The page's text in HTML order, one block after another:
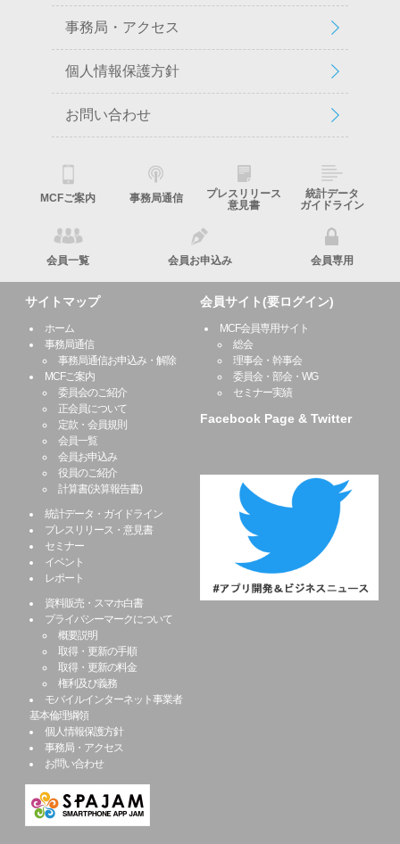
事務局・アクセス
個人情報保護方針
お問い合わせ
MCFご案内 事務局通信
プレスリリース
意見書
統計データ
ガイドライン
会員一覧 会員お申込み 会員専用
サイトマップ
ホーム
事務局通信
事務局通信お申込み・解除
MCFご案内
委員会のご紹介
正会員について
定款・会員規則
会員一覧
会員お申込み
役員のご紹介
計算書(決算報告書)
統計データ・ガイドライン
プレスリリース・意見書
セミナー
イベント
レポート
資料販売・スマホ白書
プライバシーマークについて
概要説明
取得・更新の手順
取得・更新の料金
権利及び義務
モバイルインターネット事業者
基本倫理綱領
個人情報保護方針
事務局・アクセス
お問い合わせ
会員サイト(要ログイン)
MCF会員専用サイト
総会
理事会・幹事会
委員会・部会・WG
セミナー実績
Facebook Page & Twitter